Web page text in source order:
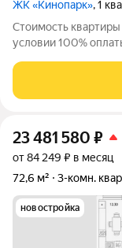
ЖК «Кинопарк», 1
Стоимость
условии 100%
(Росстройинвест).
Очередь 1, Корпус 1
23 481 580 ₽
от 84 249 ₽ в месяц
72,6 м²
3-комн.
новостройка